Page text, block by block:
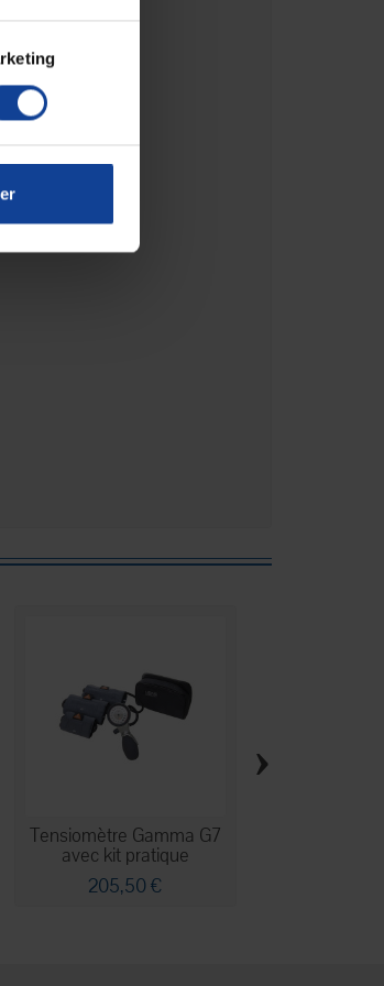
Tensiomètre Gamma G7
avec kit pratique
205,50 €
›